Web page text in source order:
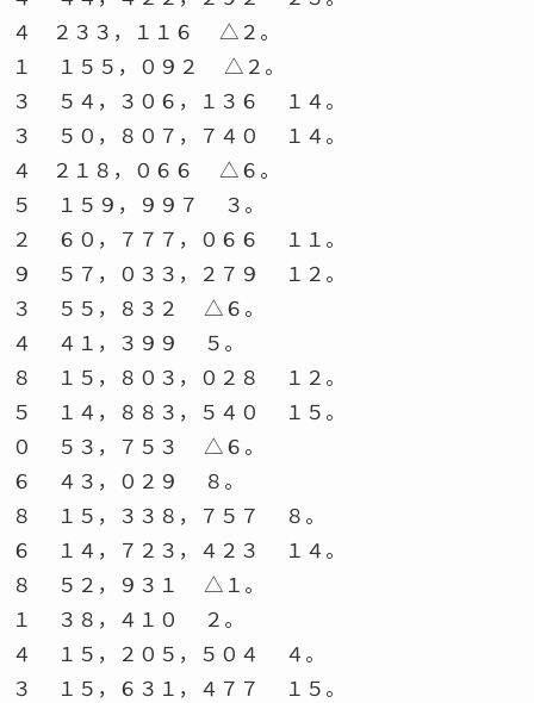
４ ２３３，１１６ △２。
１ １５５，０９２ △２。
３ ５４，３０６，１３６ １４。
３ ５０，８０７，７４０ １４。
４ ２１８，０６６ △６。
５ １５９，９９７ ３。
２ ６０，７７７，０６６ １１。
９ ５７，０３３，２７９ １２。
３ ５５，８３２ △６。
４ ４１，３９９ ５。
８ １５，８０３，０２８ １２。
５ １４，８８３，５４０ １５。
０ ５３，７５３ △６。
６ ４３，０２９ ８。
８ １５，３３８，７５７ ８。
６ １４，７２３，４２３ １４。
８ ５２，９３１ △１。
１ ３８，４１０ ２。
４ １５，２０５，５０４ ４。
３ １５，６３１，４７７ １５。